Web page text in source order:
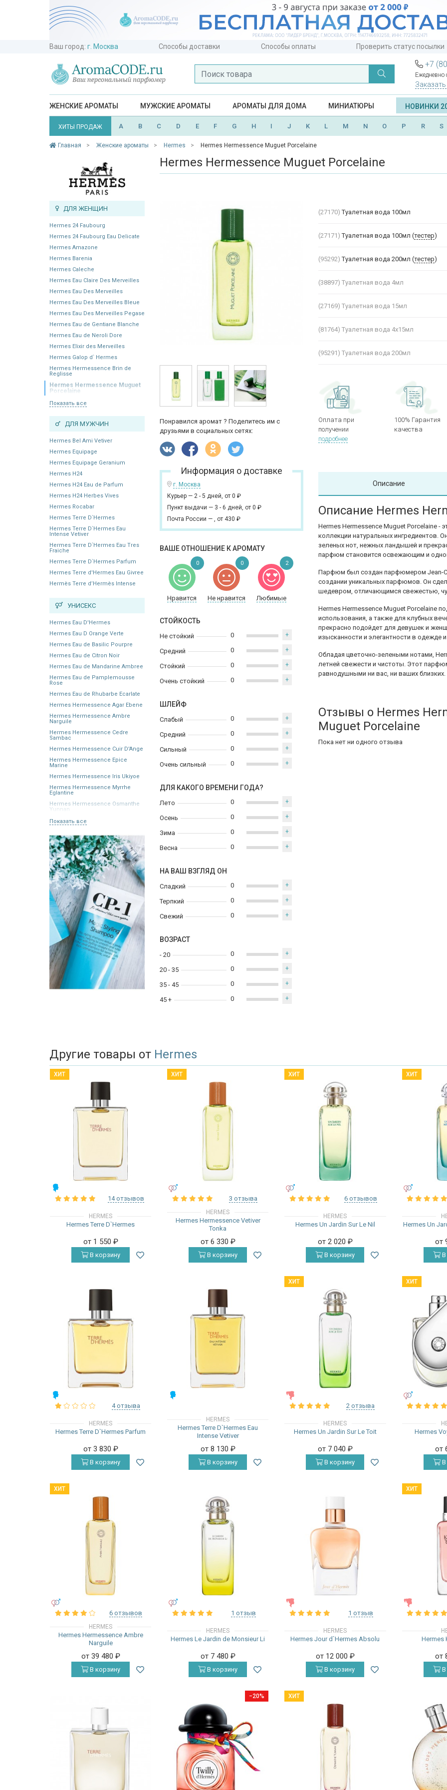
Ваш город: г. Москва Способы доставки Способы оплаты Проверить статус посылки
+7
Ежедневно
ЖЕНСКИЕ АРОМАТЫ МУЖСКИЕ АРОМАТЫ АРОМАТЫ ДЛЯ ДОМА МИНИАТЮРЫ НОВИНКИ
ХИТЫ ПРОДАЖ A B C D E F G H I J K L M N O P R S
Главная Женские ароматы Hermes Hermes Hermessence Muguet Porcelaine
ДЛЯ ЖЕНЩИН
Hermes 24 Faubourg
Hermes 24 Faubourg Eau Delicate
Hermes Amazone
Hermes Barenia
Hermes Caleche
Hermes Eau Claire Des Merveilles
Hermes Eau Des Merveilles
Hermes Eau Des Merveilles Bleue
Hermes Eau Des Merveilles Pegase
Hermes Eau de Gentiane Blanche
Hermes Eau de Neroli Dore
Hermes Elixir des Merveilles
Hermes Galop d` Hermes
Hermes Hermessence Brin de
Reglisse
Hermes Hermessence Muguet
Porcelaine
Показать все
ДЛЯ МУЖЧИН
Hermes Bel Ami Vetiver
Hermes Equipage
Hermes Equipage Geranium
Hermes H24
Hermes H24 Eau de Parfum
Hermes H24 Herbes Vives
Hermes Rocabar
Hermes Terre D`Hermes
Hermes Terre D`Hermes Eau
Intense Vetiver
Hermes Terre D`Hermes Eau Tres
Fraiche
Hermes Terre D`Hermes Parfum
Hermes Terre d'Hermes Eau Givree
Hermès Terre d’Hermès Intense
УНИСЕКС
Hermes Eau D'Hermes
Hermes Eau D Orange Verte
Hermes Eau de Basilic Pourpre
Hermes Eau de Citron Noir
Hermes Eau de Mandarine Ambree
Hermes Eau de Pamplemousse
Rose
Hermes Eau de Rhubarbe Ecarlate
Hermes Hermessence Agar Ebene
Hermes Hermessence Ambre
Narguile
Hermes Hermessence Cedre
Sambac
Hermes Hermessence Cuir D'Ange
Hermes Hermessence Epice
Marine
Hermes Hermessence Iris Ukiyoe
Hermes Hermessence Myrrhe
Eglantine
Hermes Hermessence Osmanthe
Yunnan
Показать все
Hermes Hermessence Muguet Porcelaine
Понравился аромат ? Поделитесь им с
друзьями в социальных сетях:
Информация о доставке
г. Москва
Курьер — 2 - 5 дней, от 0 ₽
Пункт выдачи — 3 - 6 дней, от 0 ₽
Почта России — , от 430 ₽
ВАШЕ ОТНОШЕНИЕ К АРОМАТУ
Нравится Не нравится Любимые
0 0 2
СТОЙКОСТЬ
Не стойкий
Средний
Стойкий
Очень стойкий
0 +
0 +
0 +
0 +
ШЛЕЙФ
Слабый
Средний
Сильный
Очень сильный
0 +
0 +
0 +
0 +
ДЛЯ КАКОГО ВРЕМЕНИ ГОДА?
Лето
Осень
Зима
Весна
0 +
0 +
0 +
0 +
НА ВАШ ВЗГЛЯД ОН
Сладкий
Терпкий
Свежий
0 +
0 +
0 +
ВОЗРАСТ
- 20
20 - 35
35 - 45
45 +
0 +
0 +
0 +
0 +
(27170) Туалетная вода 100мл
(27171) Туалетная вода 100мл (тестер)
(95292) Туалетная вода 200мл (тестер)
(38897) Туалетная вода 4мл
(27169) Туалетная вода 15мл
(81764) Туалетная вода 4х15мл
(95291) Туалетная вода 200мл
Оплата при
получении
подробнее
100% Гарантия
качества
Описание
Описание Hermes
Hermes Hermessence Muguet Porcelaine
коллекции натуральных ингредиентов.
зеленых нот, нежных ландышей и
парфюм становится освежающим и
Парфюм был создан парфюмером Jean-
создании уникальных парфюмов. Он
шедевром, отличающимся свежестью,
Hermes Hermessence Muguet Porcelaine
использования, а также для клубных
прекрасно подойдет для девушек и
изысканности и элегантности в одежде
Обладая цветочно-зелеными нотами,
летней свежести и чистоты. Этот
равнодушными ни вас, ни ваших близких.
Отзывы о Hermes
Muguet Porcelaine
Пока нет ни одного отзыва
Другие товары от Hermes
ХИТ
14 отзывов
HERMES
Hermes Terre D`Hermes
от 1 550 ₽
В корзину
ХИТ
3 отзыва
HERMES
Hermes Hermessence Vetiver
Tonka
от 6 330 ₽
В корзину
ХИТ
6 отзывов
HERMES
Hermes Un Jardin Sur Le Nil
от 2 020 ₽
В корзину
ХИТ
Hermes Un
от
В
4 отзыва
HERMES
Hermes Terre D`Hermes Parfum
от 3 830 ₽
В корзину
HERMES
Hermes Terre D`Hermes Eau
Intense Vetiver
от 8 130 ₽
В корзину
ХИТ
2 отзыва
HERMES
Hermes Un Jardin Sur Le Toit
от 7 040 ₽
В корзину
ХИТ
Hermes
от
В
ХИТ
6 отзывов
HERMES
Hermes Hermessence Ambre
Narguile
от 39 480 ₽
В корзину
1 отзыв
HERMES
Hermes Le Jardin de Monsieur Li
от 7 480 ₽
В корзину
1 отзыв
HERMES
Hermes Jour d`Hermes Absolu
от 12 000 ₽
В корзину
ХИТ
Hermes
от
В
−20% ХИТ